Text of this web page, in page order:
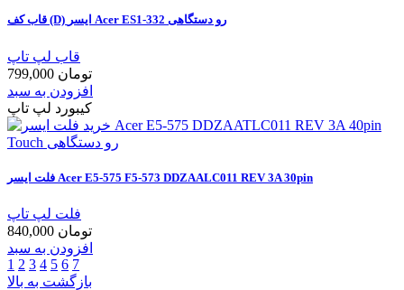
قاب کف (D) ایسر Acer ES1-332 رو دستگاهی
قاب لپ تاپ
799,000 تومان
افزودن به سبد
کیبورد لپ تاپ
فلت ایسر Acer E5-575 F5-573 DDZAALC011 REV 3A 30pin
فلت لپ تاپ
840,000 تومان
افزودن به سبد
1 2 3 4 5 6 7
بازگشت به بالا